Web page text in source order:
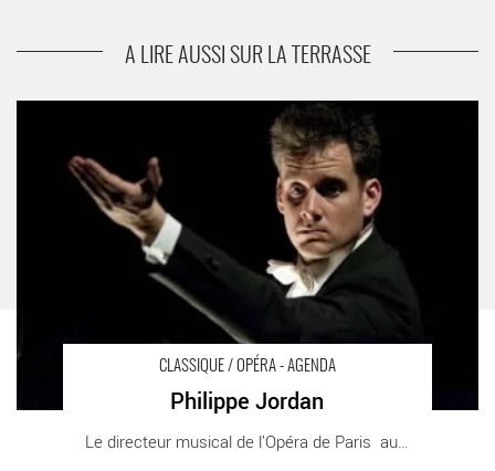
Orchestre de chambre de Paris
A LIRE AUSSI SUR LA TERRASSE
CLASSIQUE / OPÉRA - AGENDA
Philippe Jordan
Le directeur musical de l’Opéra de Paris au [...]
Philippe Jordan - Critique sortie Classique / Opéra Paris